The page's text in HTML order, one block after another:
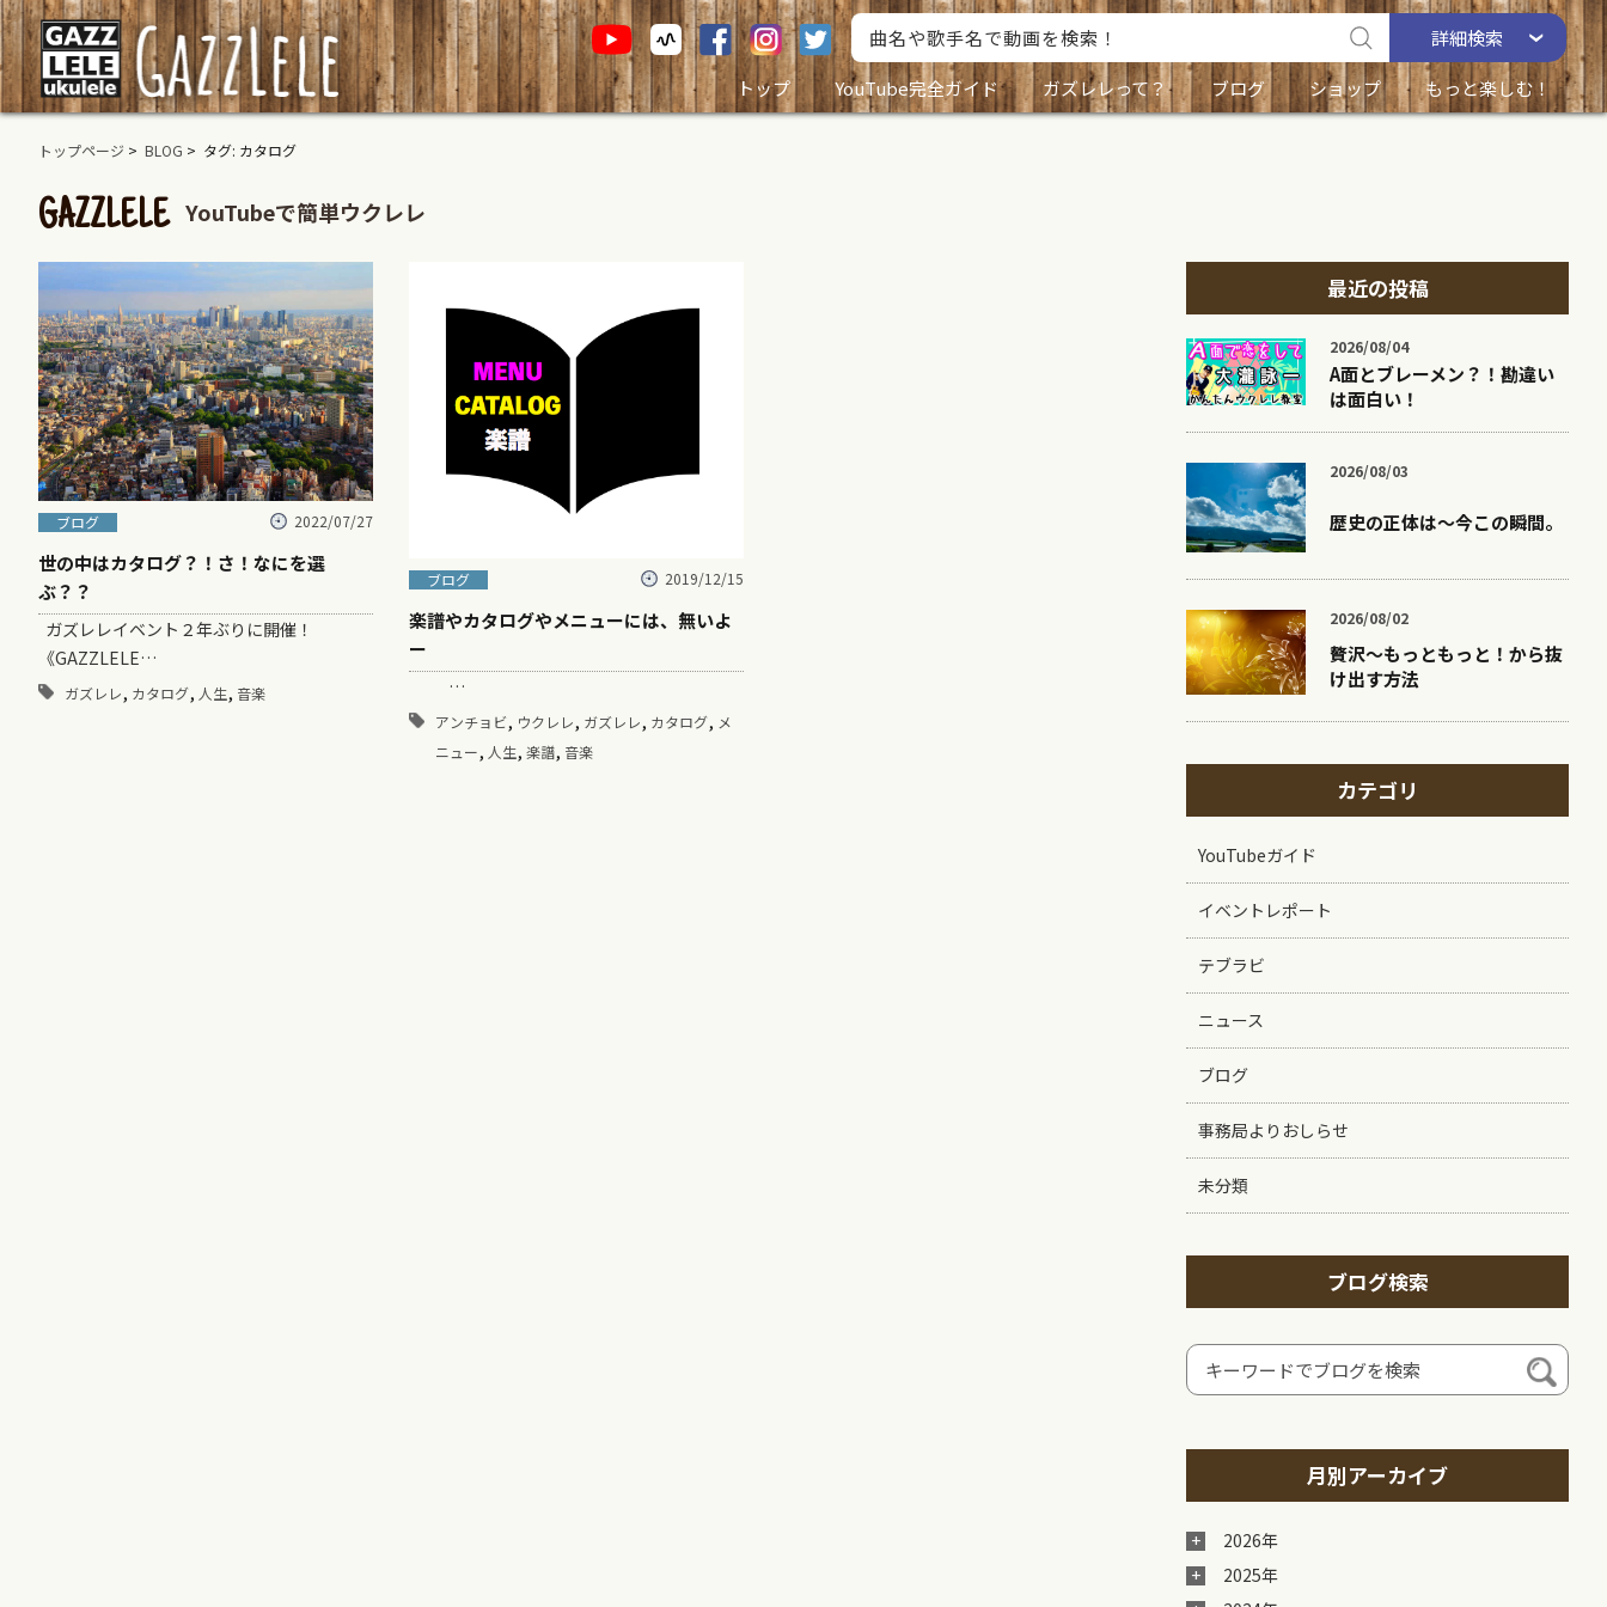
詳細検索
トップ
YouTube完全ガイド ガズレレって？ ブログ ショップ もっと楽しむ！
トップページ > BLOG > タグ: カタログ
GAZZLELE YouTubeで簡単ウクレレ
ブログ 2022/07/27
世の中はカタログ？！さ！なにを選
ぶ？？
ガズレレイベント２年ぶりに開催！
《GAZZLELE…
ガズレレ, カタログ, 人生, 音楽
ブログ 2019/12/15
楽譜やカタログやメニューには、無いよ
ー
…
アンチョビ, ウクレレ, ガズレレ, カタログ, メ
ニュー, 人生, 楽譜, 音楽
最近の投稿
2026/08/04
A面とブレーメン？！勘違い
は面白い！
2026/08/03
歴史の正体は〜今この瞬間。
2026/08/02
贅沢〜もっともっと！から抜
け出す方法
カテゴリ
YouTubeガイド
イベントレポート
テブラビ
ニュース
ブログ
事務局よりおしらせ
未分類
ブログ検索
月別アーカイブ
2026年
2025年